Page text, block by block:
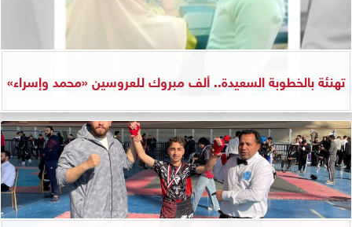
تهنئة بالخطوبة السعيدة.. ألف مبروك للعروسين «محمد وإسراء»